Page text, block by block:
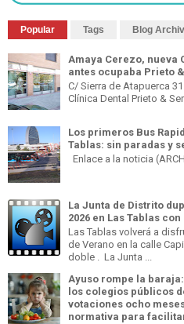
Popular Tags Blog
Amaya Cerezo, nueva
antes ocupaba Prieto
C/ Sierra de Atapuerca
Clínica Dental Prieto &
Los primeros Bus
Tablas: sin paradas y
Enlace a la noticia
La Junta de Distrito
2026 en Las Tablas
Las Tablas volverá a
de Verano en la calle
doble . La Junta ...
Ayuso rompe la
los colegios públicos
votaciones ocho
normativa para